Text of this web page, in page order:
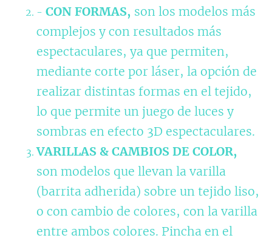
- CON FORMAS, son los modelos más
complejos y con resultados más
espectaculares, ya que permiten,
mediante corte por láser, la opción de
realizar distintas formas en el tejido,
lo que permite un juego de luces y
sombras en efecto 3D espectaculares.
VARILLAS & CAMBIOS DE COLOR,
son modelos que llevan la varilla
(barrita adherida) sobre un tejido liso,
o con cambio de colores, con la varilla
entre ambos colores. Pincha en el